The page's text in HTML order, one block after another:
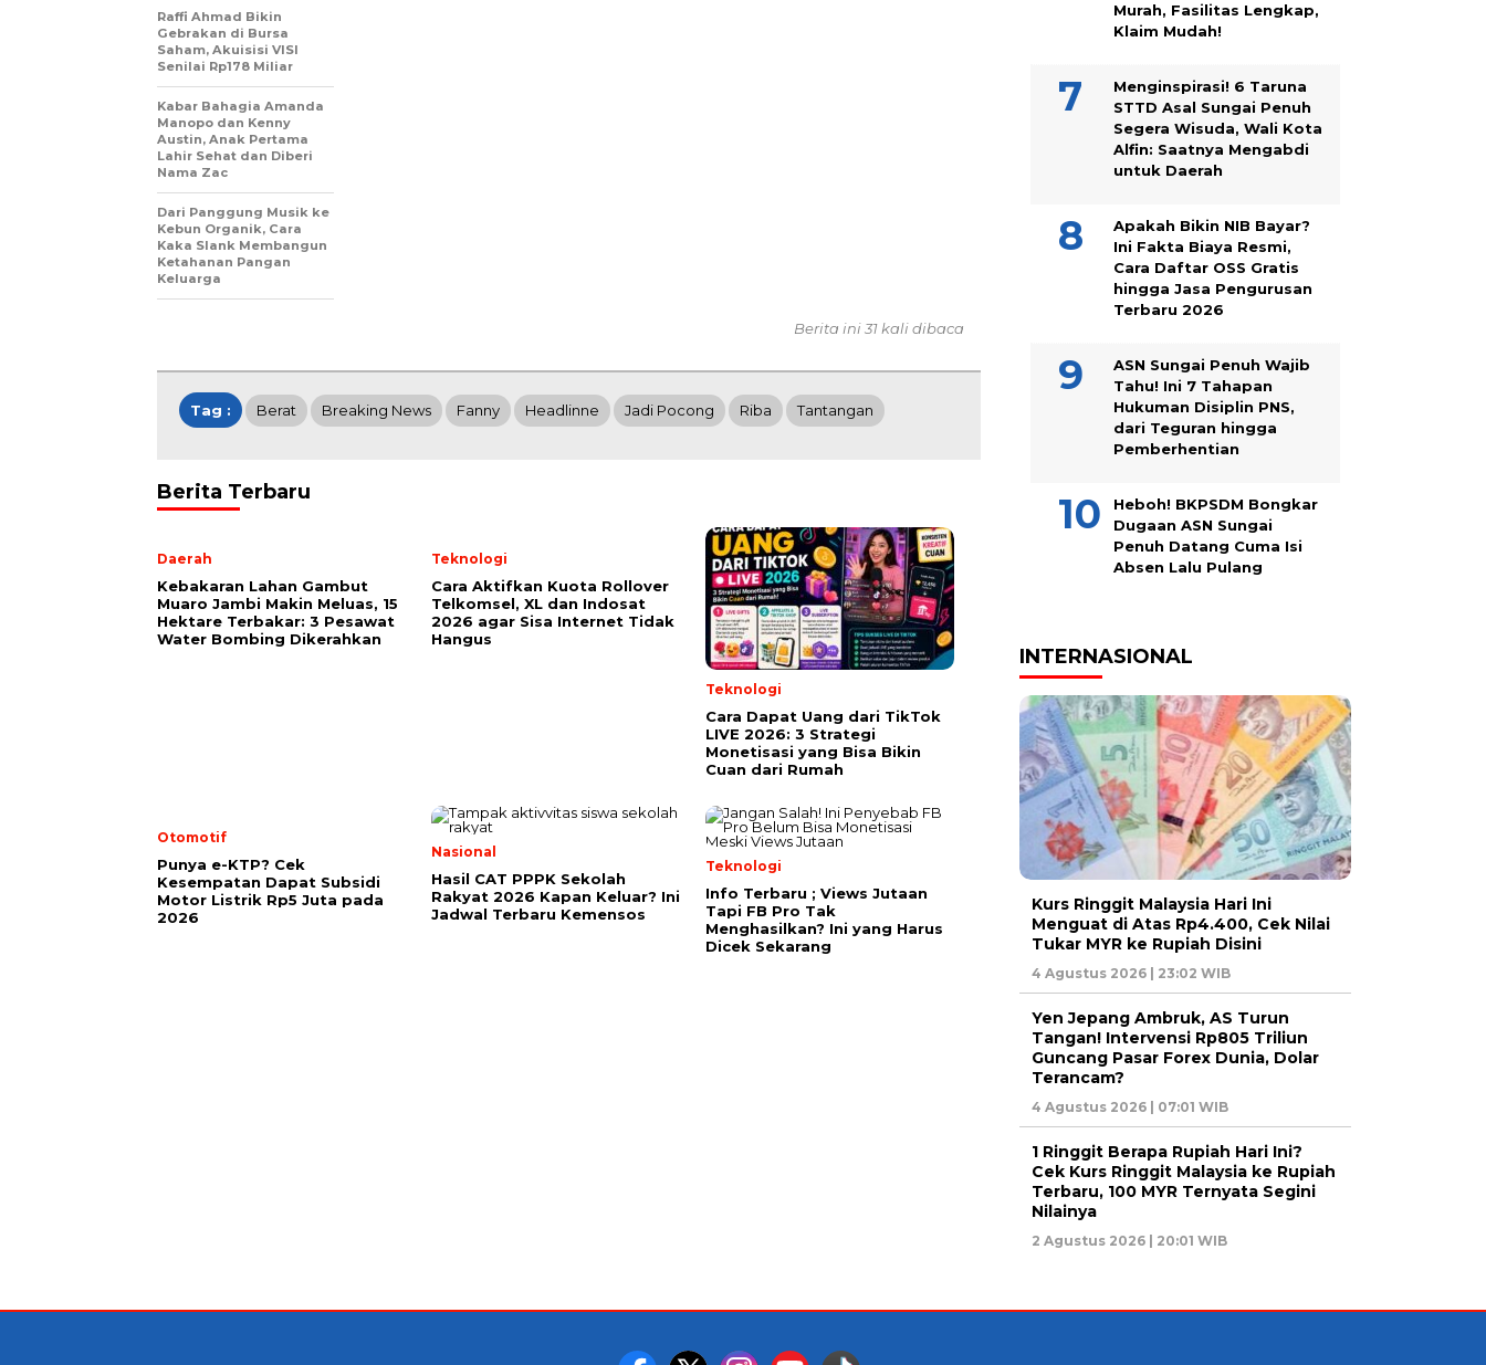
Raffi Ahmad Bikin
Gebrakan di Bursa
Saham, Akuisisi VISI
Senilai Rp178 Miliar
Kabar Bahagia Amanda
Manopo dan Kenny
Austin, Anak Pertama
Lahir Sehat dan Diberi
Nama Zac
Dari Panggung Musik ke
Kebun Organik, Cara
Kaka Slank Membangun
Ketahanan Pangan
Keluarga
Berita ini 31 kali dibaca
Tag : Berat Breaking News Fanny Headlinne Jadi Pocong Riba Tantangan
Berita Terbaru
Daerah
Kebakaran Lahan Gambut
Muaro Jambi Makin Meluas, 15
Hektare Terbakar: 3 Pesawat
Water Bombing Dikerahkan
Teknologi
Cara Aktifkan Kuota Rollover
Telkomsel, XL dan Indosat
2026 agar Sisa Internet Tidak
Hangus
Teknologi
Cara Dapat Uang dari TikTok
LIVE 2026: 3 Strategi
Monetisasi yang Bisa Bikin
Cuan dari Rumah
Otomotif
Punya e-KTP? Cek
Kesempatan Dapat Subsidi
Motor Listrik Rp5 Juta pada
2026
Nasional
Hasil CAT PPPK Sekolah
Rakyat 2026 Kapan Keluar? Ini
Jadwal Terbaru Kemensos
Teknologi
Info Terbaru ; Views Jutaan
Tapi FB Pro Tak
Menghasilkan? Ini yang Harus
Dicek Sekarang
Murah, Fasilitas Lengkap,
Klaim Mudah!
Menginspirasi! 6 Taruna
STTD Asal Sungai Penuh
Segera Wisuda, Wali Kota
Alfin: Saatnya Mengabdi
untuk Daerah
Apakah Bikin NIB Bayar?
Ini Fakta Biaya Resmi,
Cara Daftar OSS Gratis
hingga Jasa Pengurusan
Terbaru 2026
ASN Sungai Penuh Wajib
Tahu! Ini 7 Tahapan
Hukuman Disiplin PNS,
dari Teguran hingga
Pemberhentian
Heboh! BKPSDM Bongkar
Dugaan ASN Sungai
Penuh Datang Cuma Isi
Absen Lalu Pulang
INTERNASIONAL
Kurs Ringgit Malaysia Hari Ini
Menguat di Atas Rp4.400, Cek Nilai
Tukar MYR ke Rupiah Disini
4 Agustus 2026 | 23:02 WIB
Yen Jepang Ambruk, AS Turun
Tangan! Intervensi Rp805 Triliun
Guncang Pasar Forex Dunia, Dolar
Terancam?
4 Agustus 2026 | 07:01 WIB
1 Ringgit Berapa Rupiah Hari Ini?
Cek Kurs Ringgit Malaysia ke Rupiah
Terbaru, 100 MYR Ternyata Segini
Nilainya
2 Agustus 2026 | 20:01 WIB